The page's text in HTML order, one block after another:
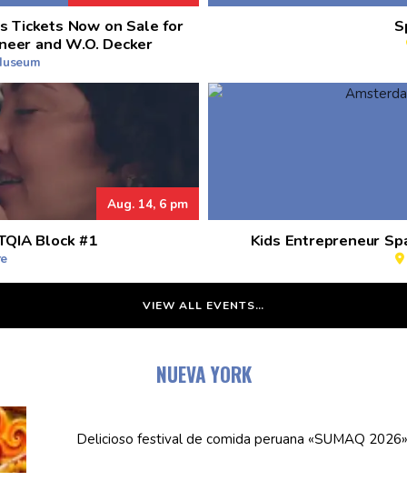
Tickets Now on Sale for
and W.O. Decker
Aug. 14, 6 pm
Block #1 Kids Entrepreneur
VIEW ALL EVENTS…
NUEVA YORK
Delicioso festival de comida peruana «SUMAQ